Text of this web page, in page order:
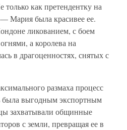
как претендентку на
Мария была красивее ее.
ликованием, с боем
а королева на
в драгоценностях, снятых с
размаха процесс
была выгодным экспортным
захватывали общинные
с земли, превращая ее в